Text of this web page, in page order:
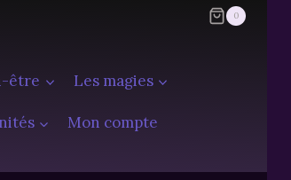
0
être Les magies
Mon compte